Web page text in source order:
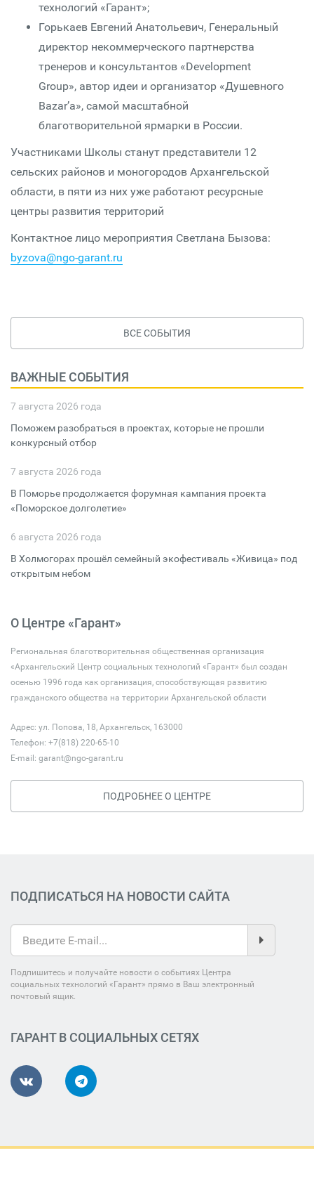
технологий «Гарант»;
Горькаев Евгений Анатольевич, Генеральный
директор некоммерческого партнерства
тренеров и консультантов «Development
Group», автор идеи и организатор «Душевного
Bazar’a», самой масштабной
благотворительной ярмарки в России.
Участниками Школы станут представители 12
сельских районов и моногородов Архангельской
области, в пяти из них уже работают ресурсные
центры развития территорий
Контактное лицо мероприятия Светлана Бызова:
byzova@ngo-garant.ru
ВСЕ СОБЫТИЯ
ВАЖНЫЕ СОБЫТИЯ
7 августа 2026 года
Поможем разобраться в проектах, которые не прошли
конкурсный отбор
7 августа 2026 года
В Поморье продолжается форумная кампания проекта
«Поморское долголетие»
6 августа 2026 года
В Холмогорах прошёл семейный экофестиваль «Живица» под
открытым небом
О Центре «Гарант»
Региональная благотворительная общественная организация
«Архангельский Центр социальных технологий «Гарант» был создан
осенью 1996 года как организация, способствующая развитию
гражданского общества на территории Архангельской области
Адрес: ул. Попова, 18, Архангельск, 163000
Телефон: +7(818) 220-65-10
E-mail: garant@ngo-garant.ru
ПОДРОБНЕЕ О ЦЕНТРЕ
ПОДПИСАТЬСЯ НА НОВОСТИ САЙТА
Подпишитесь и получайте новости о событиях Центра
социальных технологий «Гарант» прямо в Ваш электронный
почтовый ящик.
ГАРАНТ В СОЦИАЛЬНЫХ СЕТЯХ